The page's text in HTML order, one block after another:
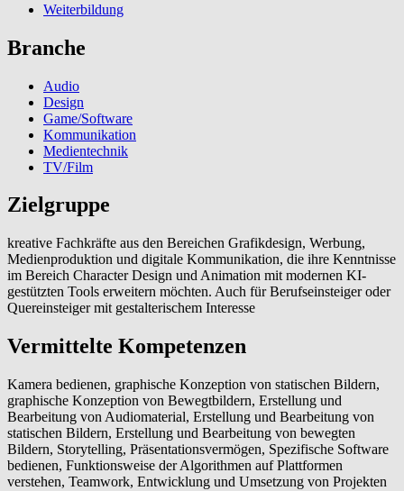
Weiterbildung
Branche
Audio
Design
Game/Software
Kommunikation
Medientechnik
TV/Film
Zielgruppe
kreative Fachkräfte aus den Bereichen Grafikdesign, Werbung,
Medienproduktion und digitale Kommunikation, die ihre Kenntnisse
im Bereich Character Design und Animation mit modernen KI-
gestützten Tools erweitern möchten. Auch für Berufseinsteiger oder
Quereinsteiger mit gestalterischem Interesse
Vermittelte Kompetenzen
Kamera bedienen, graphische Konzeption von statischen Bildern,
graphische Konzeption von Bewegtbildern, Erstellung und
Bearbeitung von Audiomaterial, Erstellung und Bearbeitung von
statischen Bildern, Erstellung und Bearbeitung von bewegten
Bildern, Storytelling, Präsentationsvermögen, Spezifische Software
bedienen, Funktionsweise der Algorithmen auf Plattformen
verstehen, Teamwork, Entwicklung und Umsetzung von Projekten